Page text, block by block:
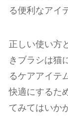
る便利なアイ
正しい使い方
きブラシは猫
るケアアイテ
快適にするた
てみてはいか